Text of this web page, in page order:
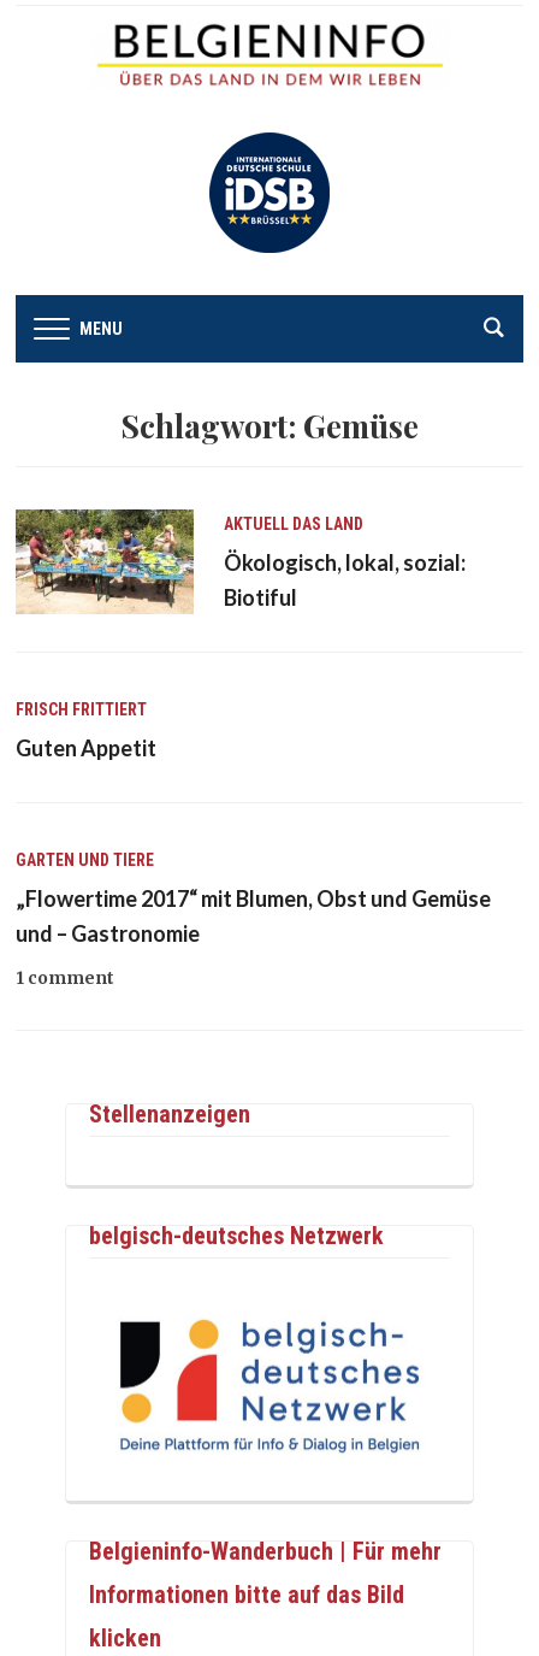
MENU
Schlagwort: Gemüse
AKTUELL DAS LAND
Ökologisch, lokal, sozial:
Biotiful
FRISCH FRITTIERT
Guten Appetit
GARTEN UND TIERE
„Flowertime 2017“ mit Blumen, Obst und Gemüse
und – Gastronomie
1 comment
Stellenanzeigen
belgisch-deutsches Netzwerk
Belgieninfo-Wanderbuch | Für mehr
Informationen bitte auf das Bild
klicken